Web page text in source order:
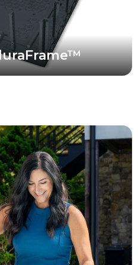
po dlhý čas.
úplne novým filtračným
dvojité nasávacie otvory pre
z hladiny, konštrukciu
veľké množstvo priestoru na
druhu v odvetví. Určite oceníte
ktoré prináša tento jednoduchý
vody vo vírivke.